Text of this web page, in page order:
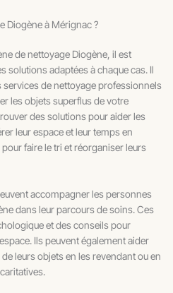
Diogène à Mérignac ?
de nettoyage Diogène, il est
solutions adaptées à chaque cas. Il
services de nettoyage professionnels
les objets superflus de votre
des solutions pour aider les
leur espace et leur temps en
faire le tri et réorganiser leurs
accompagner les personnes
dans leur parcours de soins. Ces
et des conseils pour
Ils peuvent également aider
leurs objets en les revendant ou en